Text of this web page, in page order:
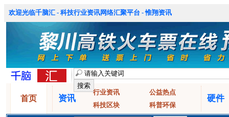
欢迎光临千脑汇 - 科技行业资讯网络汇聚平台 - 惟翔资讯
首页 资讯
行业资讯
公益热点
科技区块
科普环保
硬件